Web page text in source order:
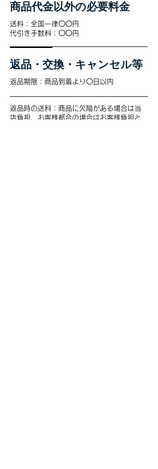
商品代金以外の必要料金
送料：全国一律〇〇円
代引き手数料：〇〇円
返品・交換・キャンセル等
返品期限：商品到着より〇日以内
返品時の送料：商品に欠陥がある場合は当
店負担、お客様都合の場合はお客様負担と